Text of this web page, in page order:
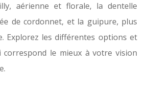
aérienne et florale, la dentelle
de cordonnet, et la guipure, plus
Explorez les différentes options et
correspond le mieux à votre vision